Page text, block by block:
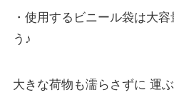
・使用するビニール袋は大
う♪
大きな荷物も濡らさずに 運